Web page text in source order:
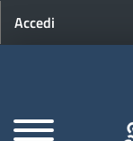
Menu profilo
Accedi